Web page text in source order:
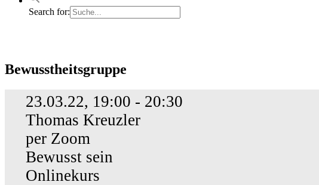
Search for:
Bewusstheitsgruppe
Bewusstheitsgruppe
23.03.22, 19:00 - 20:30
Thomas Kreuzler
per Zoom
Bewusst sein
Onlinekurs